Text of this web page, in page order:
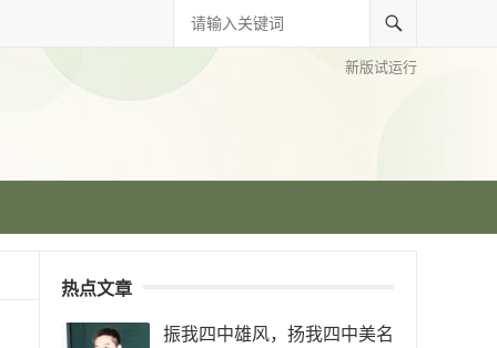
新版试运行
热点文章
振我四中雄风，扬我四中美名